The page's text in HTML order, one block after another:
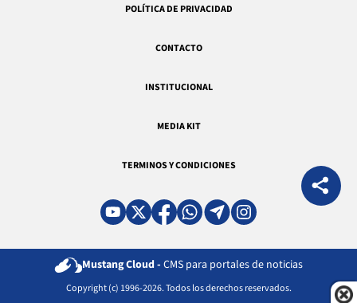
POLÍTICA DE PRIVACIDAD
CONTACTO
INSTITUCIONAL
MEDIA KIT
TERMINOS Y CONDICIONES
Mustang Cloud - CMS para portales de noticias
Copyright (c) 1996-2026. Todos los derechos reservados.